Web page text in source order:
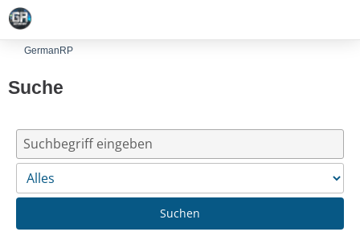
GermanRP
Suche
Suchen